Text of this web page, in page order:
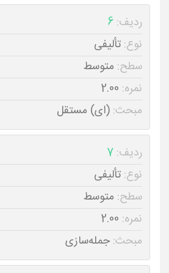
ردیف: 6
نوع: تألیفی
سطح: متوسط
نمره: 2.00
مبحث: (ای) مستقل
ردیف: 7
نوع: تألیفی
سطح: متوسط
نمره: 2.00
مبحث: جمله‌سازی